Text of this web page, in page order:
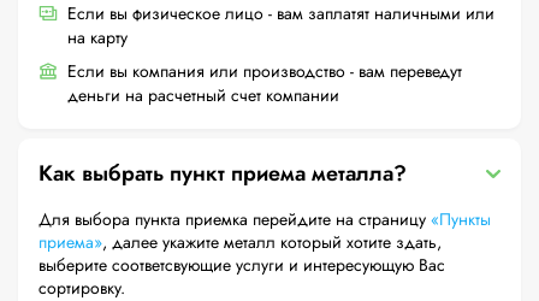
Если вы физическое лицо - вам заплатят наличными или
на карту
Если вы компания или производство - вам переведут
деньги на расчетный счет компании
Как выбрать пункт приема металла?
Для выбора пункта приемка перейдите на страницу «Пункты
приема», далее укажите металл который хотите здать,
выберите соответсвующие услуги и интересующую Вас
сортировку.